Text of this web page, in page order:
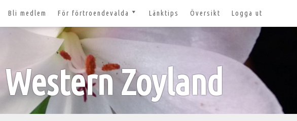
lösenord?
Bli medlem För förtroendevalda
Nyheter och tips 2026-03-20
Styrelsesidan
Bildbanken
Dokument för
förtroendevalda
Lägg till aktivitet
Länktips Översikt Logga ut
Western Zoyland